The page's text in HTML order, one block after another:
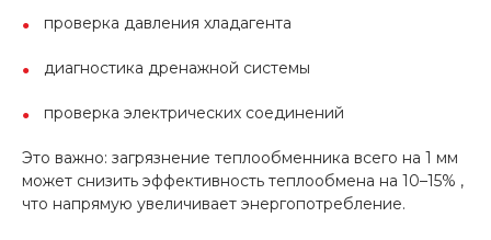
проверка давления хладагента
диагностика дренажной системы
проверка электрических соединений
Это важно: загрязнение теплообменника всего на 1 мм
может снизить эффективность теплообмена на 10–15% ,
что напрямую увеличивает энергопотребление.